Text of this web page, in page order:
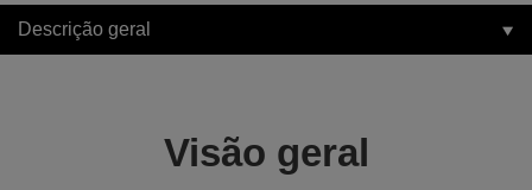
Descrição geral
Visão geral